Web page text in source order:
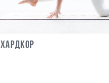
ХАРДКОР